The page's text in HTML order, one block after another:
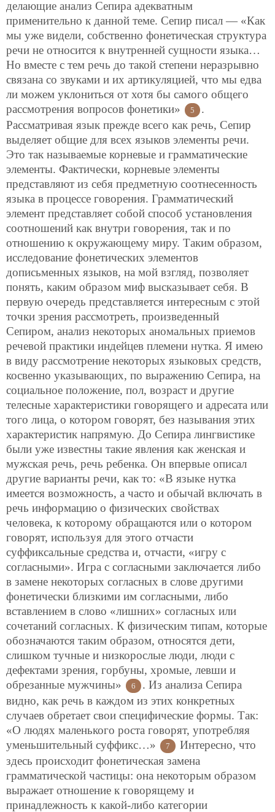
делающие анализ Сепира адекватным
применительно к данной теме. Сепир писал — «Как
мы уже видели, собственно фонетическая структура
речи не относится к внутренней сущности языка…
Но вместе с тем речь до такой степени неразрывно
связана со звуками и их артикуляцией, что мы едва
ли можем уклониться от хотя бы самого общего
рассмотрения вопросов фонетики»
5
.
Рассматривая язык прежде всего как речь, Сепир
выделяет общие для всех языков элементы речи.
Это так называемые корневые и грамматические
элементы. Фактически, корневые элементы
представляют из себя предметную соотнесенность
языка в процессе говорения. Грамматический
элемент представляет собой способ установления
соотношений как внутри говорения, так и по
отношению к окружающему миру. Таким образом,
исследование фонетических элементов
дописьменных языков, на мой взгляд, позволяет
понять, каким образом миф высказывает себя. В
первую очередь представляется интересным с этой
точки зрения рассмотреть, произведенный
Сепиром, анализ некоторых аномальных приемов
речевой практики индейцев племени нутка. Я имею
в виду рассмотрение некоторых языковых средств,
косвенно указывающих, по выражению Сепира, на
социальное положение, пол, возраст и другие
телесные характеристики говорящего и адресата или
того лица, о котором говорят, без называния этих
характеристик напрямую. До Сепира лингвистике
были уже известны такие явления как женская и
мужская речь, речь ребенка. Он впервые описал
другие варианты речи, как то: «В языке нутка
имеется возможность, а часто и обычай включать в
речь информацию о физических свойствах
человека, к которому обращаются или о котором
говорят, используя для этого отчасти
суффиксальные средства и, отчасти, «игру с
согласными». Игра с согласными заключается либо
в замене некоторых согласных в слове другими
фонетически близкими им согласными, либо
вставлением в слово «лишних» согласных или
сочетаний согласных. К физическим типам, которые
обозначаются таким образом, относятся дети,
слишком тучные и низкорослые люди, люди с
дефектами зрения, горбуны, хромые, левши и
обрезанные мужчины»
6
. Из анализа Сепира
видно, как речь в каждом из этих конкретных
случаев обретает свои специфические формы. Так:
«О людях маленького роста говорят, употребляя
уменьшительный суффикс…»
7
Интересно, что
здесь происходит фонетическая замена
грамматической частицы: она некоторым образом
выражает отношение к говорящему и
принадлежность к какой-либо категории